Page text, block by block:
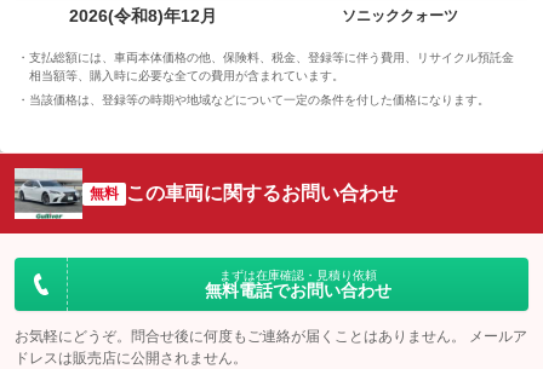
2026(令和8)年12月
ソニッククォーツ
支払総額には、車両本体価格の他、保険料、税金、登録等に伴う費用、リサイクル預託金
相当額等、購入時に必要な全ての費用が含まれています。
当該価格は、登録等の時期や地域などについて一定の条件を付した価格になります。
無料 この車両に関するお問い合わせ
まずは在庫確認・見積り依頼
無料電話でお問い合わせ
お気軽にどうぞ。問合せ後に何度もご連絡が届くことはありません。 メールア
ドレスは販売店に公開されません。